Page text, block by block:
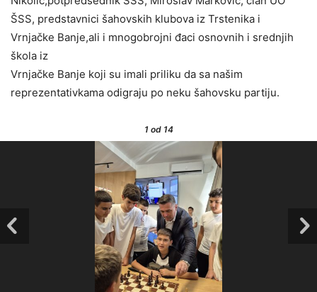
ŠSS, predstavnici šahovskih klubova iz Trstenika i
Vrnjačke Banje,ali i mnogobrojni đaci osnovnih i srednjih
škola iz
Vrnjačke Banje koji su imali priliku da sa našim
reprezentativkama odigraju po neku šahovsku partiju.
1od 14